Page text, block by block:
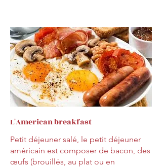
L'American breakfast
Petit déjeuner salé, le petit déjeuner
américain est composer de bacon, des
œufs (brouillés, au plat ou en